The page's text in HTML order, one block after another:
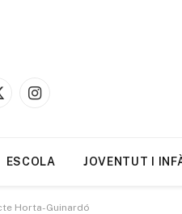
Instagram
ESCOLA JOVENTUT I
Horta-Guinardó